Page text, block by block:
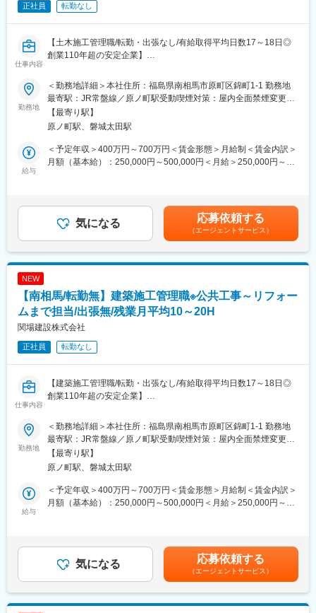
創業以来、40年以上に渡り、社会貢献等を図り常に健全なる発展
を目指しています。令和7年1月に事務所を新築移転しました。
発信しています。
変更の範囲：無
正社員 転勤なし
仕事内容
【土木施工管理職/転勤・出張なし/有給取得平均日数17～18日◎
創業110年超の安定企業】
■業務概要：土木施工管理業務に携わっていただきます。案件は田
んぼの造成等、公共工事を幅広く扱っていただきます。
・土木工事の監督、指揮
・施工計画や工事費、工期管理、書類の作成
・その他工事に伴うすべての対応
長期出張はなく、担当エリアは南相馬市が中心です。基本、直行
直帰で案件管理や勤怠管理もデジタル化しております。
馴染んでいただけます。待遇面のみならず、仕事の質の向上に努
めたいという志向をお持ちの方にフィットするポジションです。
おります。もっと地域文化を向上させ、豊かに大きく育みたい。
この願いを支え、現実のものとするのが当社の仕事です。当社は
「豊かな人間環境の未来をつくる」を目標にして常に技術の研
鑽、新工法へチャレンジし、日々変転するこの時代に敏速に対応
すべく積極的に事業の推進を計ってまいりたいと考えておりま
げそのまとめとして「品質・価格・スピード・サービスをモット
ーにして、よって会社は地域の支援で存立するものなり」と朝礼
心がけてまいります。
変更の範囲：会社の定める業務
勤務地
＜勤務地詳細＞本社住所：福島県南相馬市原町区錦町1-1 勤務地
最寄駅：JR常盤線／原ノ町駅受動喫煙対策：屋内全面禁煙変更の
範囲：会社の定める事業所
【最寄り駅】
原ノ町駅、磐城太田駅
給与
＜予定年収＞400万円～700万円＜賃金形態＞月給制＜賃金内訳＞
月額（基本給）：250,000円～500,000円＜月給＞250,000円～
状況や能力等による賃金はあくまでも目安の金額であり、選考を
通じて上下する可能性があります。月給(月額)は固定手当を含めた
気になる 応募依頼する
（エージェントサービス）
NEW
【南相馬/転勤無】建築施工管理職※公共工事～リフォー
ムまで担当/出張無/残業月平均10～20H
関場建設株式会社
正社員 転勤なし
仕事内容
【建築施工管理職/転勤・出張なし/有給取得平均日数17～18日◎
創業110年超の安定企業】
■業務概要：建築施工管理業務に携わっていただきます。案件は建
築（公共工事・民間工事）、住宅（リフォーム）など、幅広く扱
っていただきます。
・建築工事の監督、指揮
・施工計画や工事費、工期管理、書類の作成
・その他工事に伴うすべての対応
長期出張はなく、担当エリアは南相馬市が中心です。基本、直行
直帰で案件管理や勤怠管理もデジタル化しております。
職場です。中途入社の社員も多数在籍しておりますので、すぐに
馴染んでいただけます。待遇面のみならず、仕事の質の向上に努
めたいという志向をお持ちの方にフィットするポジションです。
勤務地
＜勤務地詳細＞本社住所：福島県南相馬市原町区錦町1-1 勤務地
最寄駅：JR常盤線／原ノ町駅受動喫煙対策：屋内全面禁煙変更の
範囲：会社の定める事業所
【最寄り駅】
原ノ町駅、磐城太田駅
給与
＜予定年収＞400万円～700万円＜賃金形態＞月給制＜賃金内訳＞
月額（基本給）：250,000円～500,000円＜月給＞250,000円～
状況や能力等による賃金はあくまでも目安の金額であり、選考を
通じて上下する可能性があります。月給(月額)は固定手当を含めた
気になる 応募依頼する
（エージェントサービス）